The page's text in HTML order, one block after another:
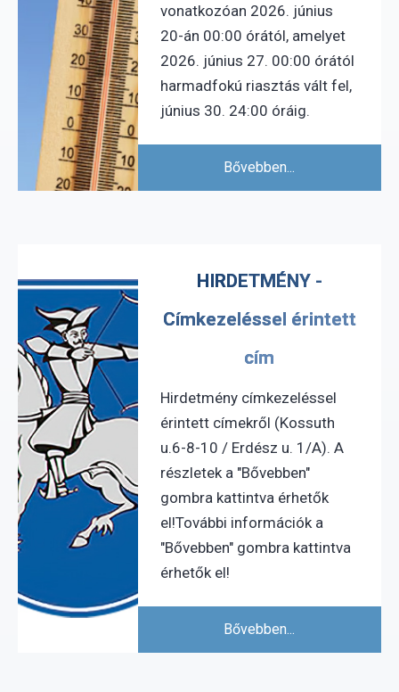
vonatkozóan 2026. június
20-án 00:00 órától, amelyet
2026. június 27. 00:00 órától
harmadfokú riasztás vált fel,
június 30. 24:00 óráig.
Bővebben...
HIRDETMÉNY -
Címkezeléssel érintett
cím
Hirdetmény címkezeléssel
érintett címekről (Kossuth
u.6-8-10 / Erdész u. 1/A). A
részletek a "Bővebben"
gombra kattintva érhetők
el!További információk a
"Bővebben" gombra kattintva
érhetők el!
Bővebben...